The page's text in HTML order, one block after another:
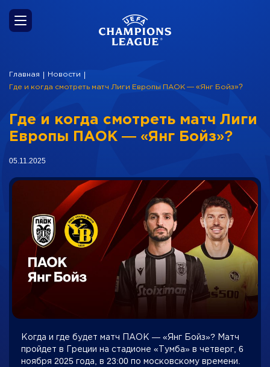
Главная Новости
Где и когда смотреть матч Лиги Европы ПАОК — «Янг Бойз»?
Где и когда смотреть матч Лиги
Европы ПАОК — «Янг Бойз»?
05.11.2025
Когда и где будет матч ПАОК — «Янг Бойз»? Матч
пройдет в Греции на стадионе «Тумба» в четверг, 6
ноября 2025 года, в 23:00 по московскому времени.